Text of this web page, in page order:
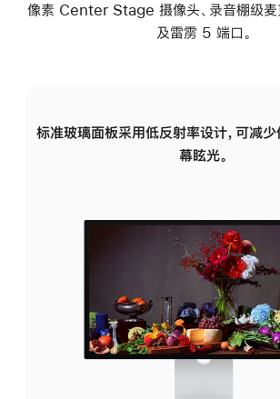
像素 Center Stage 摄像头、录音棚级麦
及雷雳 5 端口。
标准玻璃面板采用低反射率设计，可减
幕眩光。